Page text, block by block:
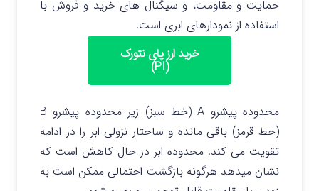
حمایت و مقاومت، و سیگنال‌ های خرید و فروش با
استفاده از نمودارهای ابری است.
خرید ارز پای نتورک
(PI)
محدوده پیشرو A (خط سبز) زیر محدوده پیشرو B
(خط قرمز) باقی مانده و ساختار نزولی ابر را در ادامه
تقویت می‌ کند. محدوده ابر در حال کاهش است که
نشان میدهد هرگونه بازگشت احتمالی ممکن است به